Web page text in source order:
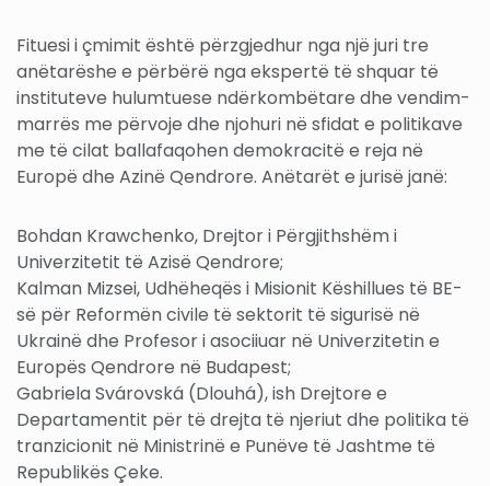
Fituesi i çmimit është përzgjedhur nga një juri tre
anëtarëshe e përbërë nga ekspertë të shquar të
instituteve hulumtuese ndërkombëtare dhe vendim-
marrës me përvoje dhe njohuri në sfidat e politikave
me të cilat ballafaqohen demokracitë e reja në
Europë dhe Azinë Qendrore. Anëtarët e jurisë janë:
Bohdan Krawchenko, Drejtor i Përgjithshëm i
Univerzitetit të Azisë Qendrore;
Kalman Mizsei, Udhëheqës i Misionit Këshillues të BE-
së për Reformën civile të sektorit të sigurisë në
Ukrainë dhe Profesor i asociiuar në Univerzitetin e
Europës Qendrore në Budapest;
Gabriela Svárovská (Dlouhá), ish Drejtore e
Departamentit për të drejta të njeriut dhe politika të
tranzicionit në Ministrinë e Punëve të Jashtme të
Republikës Çeke.